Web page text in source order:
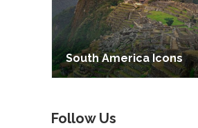
South America Icons
Follow Us